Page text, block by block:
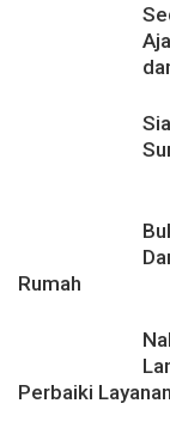
Rumah
Perbaiki